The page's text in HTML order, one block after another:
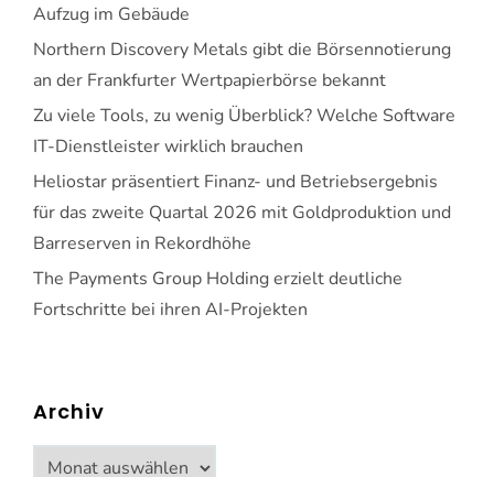
Aufzug im Gebäude
Northern Discovery Metals gibt die Börsennotierung
an der Frankfurter Wertpapierbörse bekannt
Zu viele Tools, zu wenig Überblick? Welche Software
IT-Dienstleister wirklich brauchen
Heliostar präsentiert Finanz- und Betriebsergebnis
für das zweite Quartal 2026 mit Goldproduktion und
Barreserven in Rekordhöhe
The Payments Group Holding erzielt deutliche
Fortschritte bei ihren AI-Projekten
Archiv
Archiv